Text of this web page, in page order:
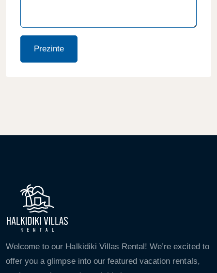
Prezinte
Welcome to our Halkidiki Villas Rental! We’re excited to
offer you a glimpse into our featured vacation rentals,